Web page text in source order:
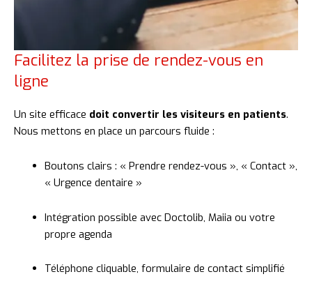
Facilitez la prise de rendez-vous en
ligne
Un site efficace doit convertir les visiteurs en patients.
Nous mettons en place un parcours fluide :
Boutons clairs : « Prendre rendez-vous », « Contact »,
« Urgence dentaire »
Intégration possible avec Doctolib, Maiia ou votre
propre agenda
Téléphone cliquable, formulaire de contact simplifié